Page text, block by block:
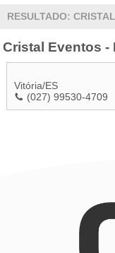
RESULTADO:
Cristal Eventos -
Vitória/ES
(027) 99530-4709